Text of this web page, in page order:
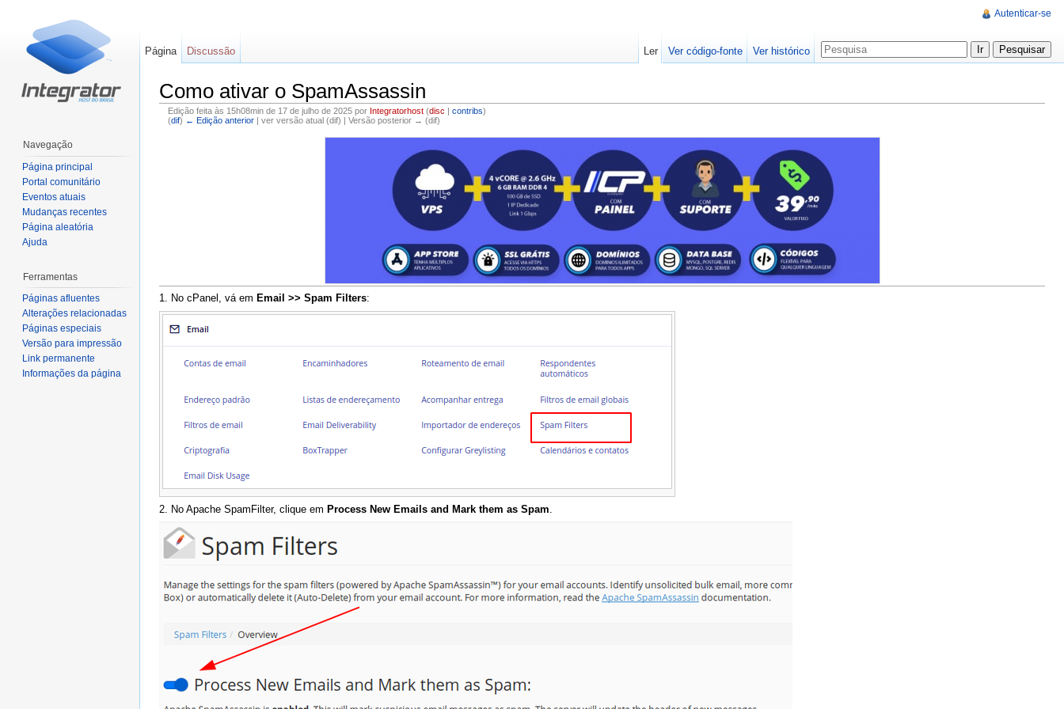
Como ativar o SpamAssassin
Edição feita às 15h08min de 17 de julho de 2025 por Integratorhost (disc | contribs)
(dif) ← Edição anterior| ver versão atual (dif) | Versão posterior → (dif)
navegação
1. No cPanel, vá em Email >> Spam Filters:
2. No Apache SpamFilter, clique em Process New Emails and Mark them as Spam.
Autenticar-se
Página Discussão Ler Ver código-fonte Ver histórico
Navegação
Página principal
Portal comunitário
Eventos atuais
Mudanças recentes
Página aleatória
Ajuda
Ferramentas
Páginas afluentes
Alterações relacionadas
Páginas especiais
Versão para impressão
Link permanente
Informações da página